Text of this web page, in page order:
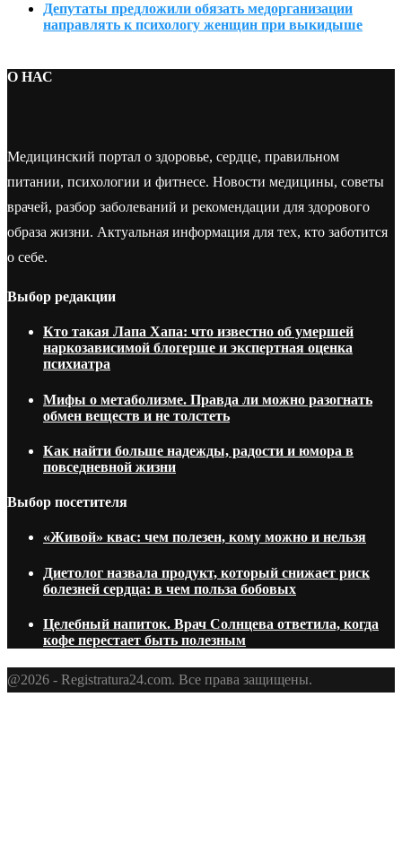
Депутаты предложили обязать медорганизации
направлять к психологу женщин при выкидыше
О НАС
Медицинский портал о здоровье, сердце, правильном
питании, психологии и фитнесе. Новости медицины, советы
врачей, разбор заболеваний и рекомендации для здорового
образа жизни. Актуальная информация для тех, кто заботится
о себе.
Выбор редакции
Кто такая Лапа Хапа: что известно об умершей
наркозависимой блогерше и экспертная оценка
психиатра
Мифы о метаболизме. Правда ли можно разогнать
обмен веществ и не толстеть
Как найти больше надежды, радости и юмора в
повседневной жизни
Выбор посетителя
«Живой» квас: чем полезен, кому можно и нельзя
Диетолог назвала продукт, который снижает риск
болезней сердца: в чем польза бобовых
Целебный напиток. Врач Солнцева ответила, когда
кофе перестает быть полезным
@2026 - Registratura24.com. Все права защищены.